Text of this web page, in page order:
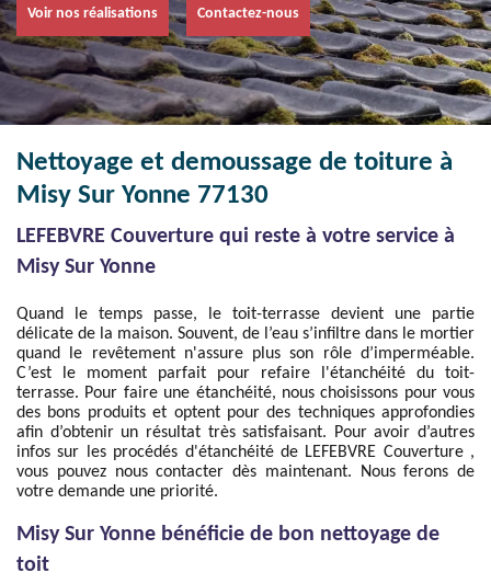
Voir nos réalisations Contactez-nous
Nettoyage et demoussage de toiture à
Misy Sur Yonne 77130
LEFEBVRE Couverture qui reste à votre service à
Misy Sur Yonne
Quand le temps passe, le toit-terrasse devient une partie
délicate de la maison. Souvent, de l’eau s’infiltre dans le mortier
quand le revêtement n'assure plus son rôle d’imperméable.
C’est le moment parfait pour refaire l'étanchéité du toit-
terrasse. Pour faire une étanchéité, nous choisissons pour vous
des bons produits et optent pour des techniques approfondies
afin d’obtenir un résultat très satisfaisant. Pour avoir d’autres
infos sur les procédés d'étanchéité de LEFEBVRE Couverture ,
vous pouvez nous contacter dès maintenant. Nous ferons de
votre demande une priorité.
Misy Sur Yonne bénéficie de bon nettoyage de
toit